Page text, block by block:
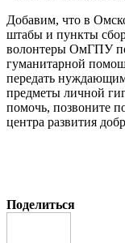
Добавим, что в
штабы и пункты
волонтеры ОмГПУ
гуманитарной
передать
предметы личной
помочь, позвоните
центра развития
Поделиться